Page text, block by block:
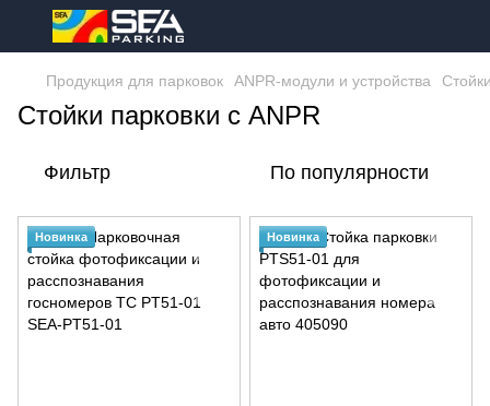
Продукция для парковок ANPR-модули и устройства
Стойки парковки с ANPR
Фильтр По популярности
Новинка Новинка